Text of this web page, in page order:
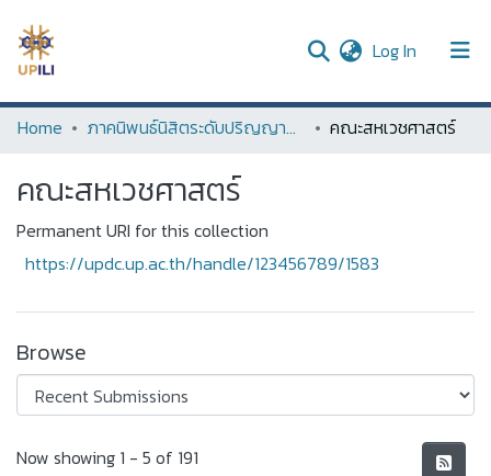
Log In (current)
UPDC
All of DSpace
Statistics
Home ภาคนิพนธ์นิสิตระดับปริญญาตรี (Term Paper of Undergraduate Students) คณะสหเวชศาสตร์
คณะสหเวชศาสตร์
Permanent URI for this collection
https://updc.up.ac.th/handle/123456789/1583
Browse
Recent Submissions
Now showing 1 - 5 of 191